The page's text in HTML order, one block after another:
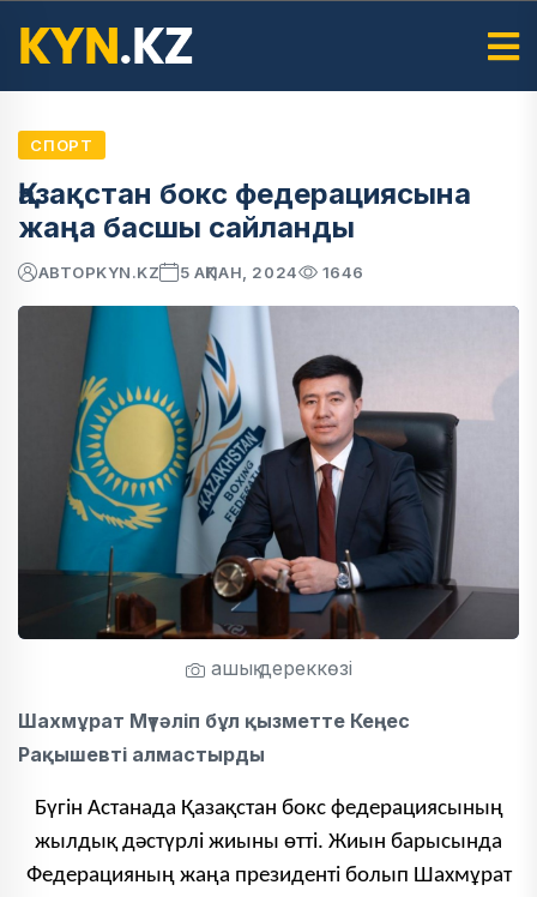
СПОРТ
Қазақстан бокс федерациясына
жаңа басшы сайланды
АВТОРKYN.KZ 5 АҚПАН, 2024 1646
ашық дереккөзі
Шахмұрат Мүтәліп бұл қызметте Кеңес
Рақышевті алмастырды
Бүгін Астанада Қазақстан бокс федерациясының
жылдық дәстүрлі жиыны өтті. Жиын барысында
Федерацияның жаңа президенті болып Шахмұрат